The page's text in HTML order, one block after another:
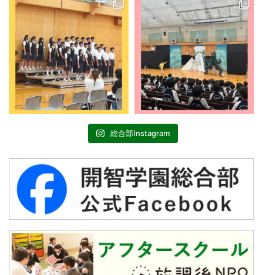
総合部Instagram